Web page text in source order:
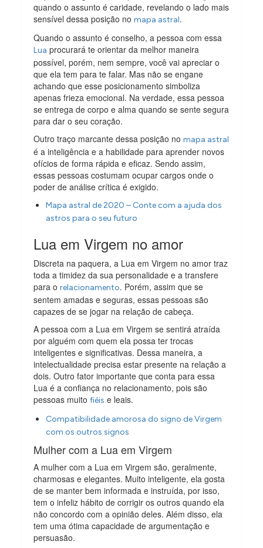
quando o assunto é caridade, revelando o lado mais
sensível dessa posição nomapa astral.
Quando o assunto é conselho, a pessoa com essa
Lua procurará te orientar da melhor maneira
possível, porém, nem sempre, você vai apreciar o
que ela tem para te falar. Mas não se engane
achando que esse posicionamento simboliza
apenas frieza emocional. Na verdade, essa pessoa
se entrega de corpo e alma quando se sente segura
para dar o seu coração.
Outro traço marcante dessa posição nomapa astral
é a inteligência e a habilidade para aprender novos
ofícios de forma rápida e eficaz. Sendo assim,
essas pessoas costumam ocupar cargos onde o
poder de análise crítica é exigido.
Mapa astral de 2020 – Conte com a ajuda dos
astros para o seu futuro
Lua em Virgem no amor
Discreta na paquera, a Lua em Virgem no amor traz
toda a timidez da sua personalidade e a transfere
para orelacionamento. Porém, assim que se
sentem amadas e seguras, essas pessoas são
capazes de se jogar na relação de cabeça.
A pessoa com a Lua em Virgem se sentirá atraída
por alguém com quem ela possa ter trocas
inteligentes e significativas. Dessa maneira, a
intelectualidade precisa estar presente na relação a
dois. Outro fator importante que conta para essa
Lua é a confiança no relacionamento, pois são
pessoas muitofiéis e leais.
Compatibilidade amorosa do signo de Virgem
com os outros signos
Mulher com a Lua em Virgem
A mulher com a Lua em Virgem são, geralmente,
charmosas e elegantes. Muito inteligente, ela gosta
de se manter bem informada e instruída, por isso,
tem o infeliz hábito de corrigir os outros quando ela
não concordo com a opinião deles. Além disso, ela
tem uma ótima capacidade de argumentação e
persuasão.